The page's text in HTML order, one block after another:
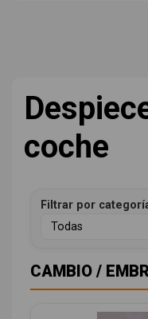
coche
Filtrar por
CAMBIO /